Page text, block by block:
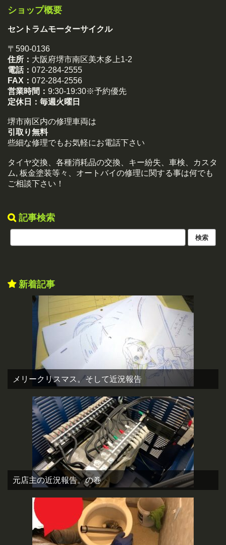
ショップ概要
セントラムモーターサイクル
〒590-0136
住所： 大阪府堺市南区美木多上1-2
電話： 072-284-2555
FAX： 072-284-2556
営業時間： 9:30-19:30※予約優先
定休日： 毎週火曜日
堺市南区内の修理車両は
引取り無料
些細な修理でもお気軽にお電話下さい
タイヤ交換、各種消耗品の交換、キー紛失、車検、カスタ
ム, 板金塗装等々、オートバイの修理に関する事は何でも
ご相談下さい！
記事検索
新着記事
メリークリスマス。そして近況報告
元店主の近況報告。の巻